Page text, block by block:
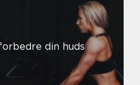
din huds